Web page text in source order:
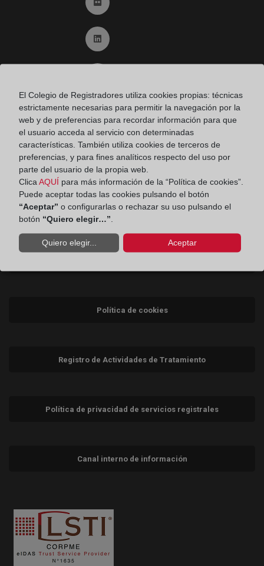
Ir a Linkedin (abre en ventana nueva)
Ir a Instagram (abre en ventana nueva)
Contacto
Consumidores
Teléfono:900 10 11 41
Aviso legal
Política de cookies
Registro de Actividades de Tratamiento
Política de privacidad de servicios registrales
Canal interno de información
El Colegio de Registradores utiliza cookies propias: técnicas
estrictamente necesarias para permitir la navegación por la
web y de preferencias para recordar información para que
el usuario acceda al servicio con determinadas
características. También utiliza cookies de terceros de
preferencias, y para fines analíticos respecto del uso por
parte del usuario de la propia web.
Clica AQUÍ para más información de la “Política de cookies”.
Puede aceptar todas las cookies pulsando el botón
“Aceptar” o configurarlas o rechazar su uso pulsando el
botón “Quiero elegir…”
Quiero elegir... Aceptar